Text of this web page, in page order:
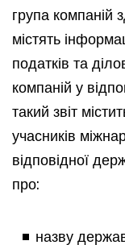
група компаній
містять
податків та
компаній у
такий звіт
учасників
відповідної
про:
назву